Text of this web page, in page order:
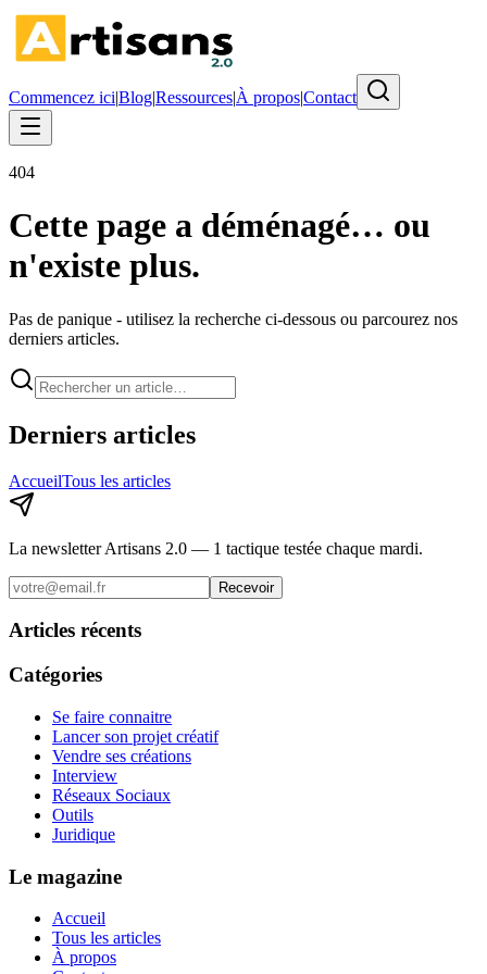
Commencez ici|Blog|Ressources|À propos|Contact
404
Cette page a déménagé… ou
n'existe plus.
Pas de panique - utilisez la recherche ci-dessous ou parcourez nos
derniers articles.
Derniers articles
AccueilTous les articles
La newsletter Artisans 2.0 — 1 tactique testée chaque mardi.
Recevoir
Articles récents
Catégories
Se faire connaitre
Lancer son projet créatif
Vendre ses créations
Interview
Réseaux Sociaux
Outils
Juridique
Le magazine
Accueil
Tous les articles
À propos